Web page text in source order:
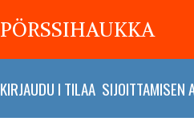
PÖRSSIHAUKKA
KIRJAUDU I TILAA SIJOITTAMISEN